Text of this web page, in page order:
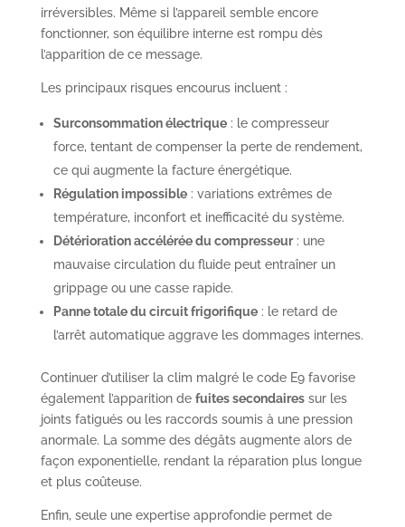
irréversibles. Même si l’appareil semble encore
fonctionner, son équilibre interne est rompu dès
l’apparition de ce message.
Les principaux risques encourus incluent :
Surconsommation électrique: le compresseur
force, tentant de compenser la perte de rendement,
ce qui augmente la facture énergétique.
Régulation impossible: variations extrêmes de
température, inconfort et inefficacité du système.
Détérioration accélérée du compresseur: une
mauvaise circulation du fluide peut entraîner un
grippage ou une casse rapide.
Panne totale du circuit frigorifique: le retard de
l’arrêt automatique aggrave les dommages internes.
Continuer d’utiliser la clim malgré le code E9 favorise
également l’apparition de fuites secondairessur les
joints fatigués ou les raccords soumis à une pression
anormale. La somme des dégâts augmente alors de
façon exponentielle, rendant la réparation plus longue
et plus coûteuse.
Enfin, seule une expertise approfondie permet de